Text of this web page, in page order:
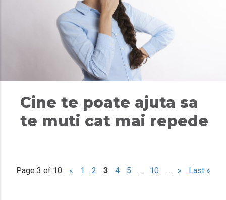
Cine te poate ajuta sa
te muti cat mai repede
Page 3 of 10 « 1 2 3 4 5 ... 10 ... » Last »